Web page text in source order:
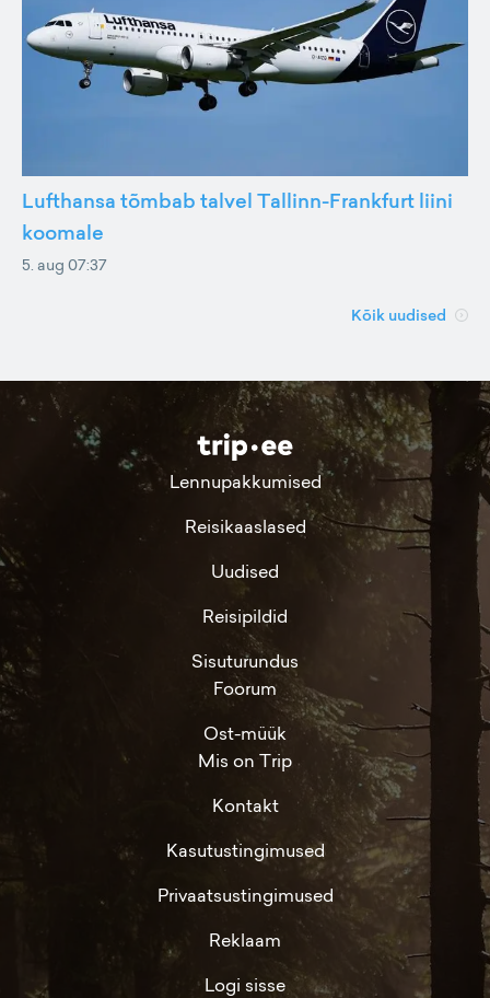
Lufthansa tõmbab talvel Tallinn-Frankfurt liini
koomale
5. aug 07:37
Kõik uudised
Lennupakkumised
Reisikaaslased
Uudised
Reisipildid
Sisuturundus
Foorum
Ost-müük
Mis on Trip
Kontakt
Kasutustingimused
Privaatsustingimused
Reklaam
Logi sisse